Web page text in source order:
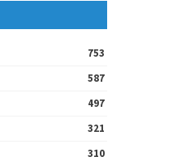
753
587
497
321
310